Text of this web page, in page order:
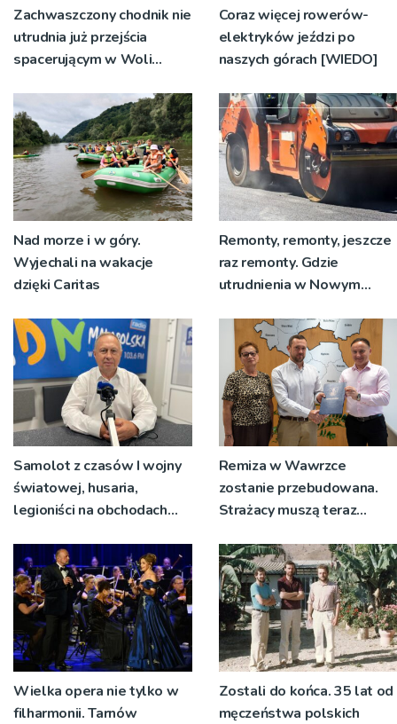
Zachwaszczony chodnik nie
utrudnia już przejścia
spacerującym w Woli
RDN
Coraz więcej rowerów-
elektryków jeździ po
naszych górach [WIEDO]
Nad morze i w góry.
Wyjechali na wakacje
dzięki Caritas
Remonty, remonty, jeszcze
raz remonty. Gdzie
utrudnienia w Nowym
Samolot z czasów I wojny
światowej, husaria,
legioniści na obchodach
Warszawskiej w Woli
Rzędzińskiej
Remiza w Wawrzce
zostanie przebudowana.
Strażacy muszą teraz
wozem, żeby mieć miejsce
do przebierania na akcję
Wielka opera nie tylko w
filharmonii. Tarnów
Zostali do końca. 35 lat od
męczeństwa polskich